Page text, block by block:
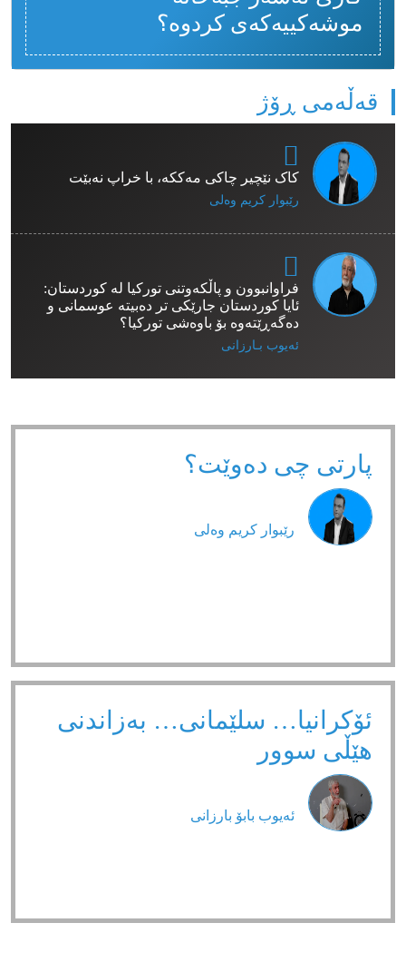
موشەکییەکەی کردوە؟
قەڵەمی ڕۆژ
کاک نێچیر چاکی مەککە، با خراپ نەبێت
رێبوار كریم وەلی
فراوانبوون و پاڵکەوتنی تورکیا لە کوردستان:
ئایا کوردستان جارێکی تر دەبیتە عوسمانی و
دەگەڕێتەوە بۆ باوەشی تورکیا؟
ئەیوب بـارزانی
پارتی چی دەوێت؟
رێبوار كریم وەلی
ئۆکرانیا… سلێمانی… بەزاندنی
هێڵی سوور
ئەیوب بابۆ بارزانی